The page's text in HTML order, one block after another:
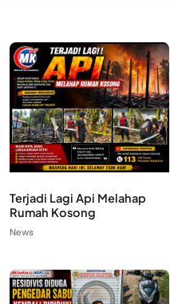
Terjadi Lagi Api Melahap
Rumah Kosong
News